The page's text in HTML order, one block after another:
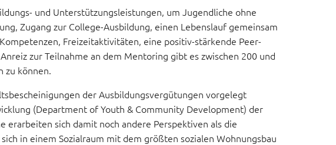
und Unterstützungsleistungen, um Jugendliche ohne
Zugang zur College-Ausbildung, einen Lebenslauf gemeinsam
Freizeitaktivitäten, eine positiv-stärkende Peer-
zur Teilnahme an dem Mentoring gibt es zwischen 200 und
zu können.
der Ausbildungsvergütungen vorgelegt
(Department of Youth & Community Development) der
erarbeiten sich damit noch andere Perspektiven als die
in einem Sozialraum mit dem größten sozialen Wohnungsbau